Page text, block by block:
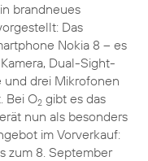
brandneues
Das
Nokia 8 – es
Dual-Sight-
und drei Mikrofonen
Bei O2gibt es das
nun als besonders
im Vorverkauf:
zum 8. September